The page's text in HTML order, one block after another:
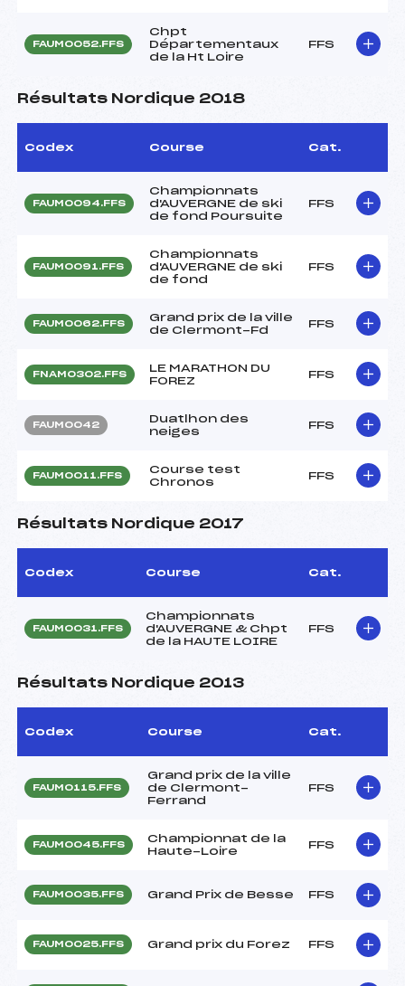
FAUM0052.FFS
Chpt
Départementaux
de la Ht Loire
FFS
Résultats Nordique 2018
Codex Course Cat.
FAUM0094.FFS
Championnats
d'AUVERGNE de ski
de fond Poursuite
FFS
FAUM0091.FFS
Championnats
d'AUVERGNE de ski
de fond
FFS
FAUM0062.FFS
Grand prix de la ville
de Clermont-Fd
FFS
FNAM0302.FFS
LE MARATHON DU
FOREZ
FFS
FAUM0042
Duatlhon des
neiges
FFS
FAUM0011.FFS
Course test
Chronos
FFS
Résultats Nordique 2017
Codex Course Cat.
FAUM0031.FFS
Championnats
d'AUVERGNE & Chpt
de la HAUTE LOIRE
FFS
Résultats Nordique 2013
Codex Course Cat.
FAUM0115.FFS
Grand prix de la ville
de Clermont-
Ferrand
FFS
FAUM0045.FFS
Championnat de la
Haute-Loire
FFS
FAUM0035.FFS Grand Prix de Besse FFS
FAUM0025.FFS Grand prix du Forez FFS